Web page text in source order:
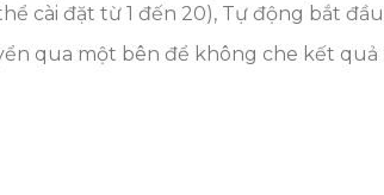
cài đặt từ 1 đến 20), Tự động bắt đầu
qua một bên để không che kết